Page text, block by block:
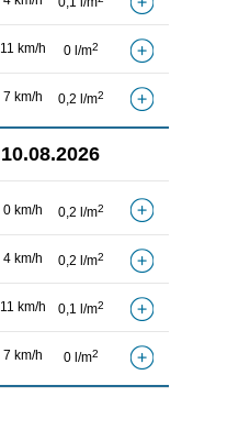
11 km/h 0 l/m2
7 km/h 0,2 l/m2
10.08.2026
0 km/h 0,2 l/m2
4 km/h 0,2 l/m2
11 km/h 0,1 l/m2
7 km/h 0 l/m2